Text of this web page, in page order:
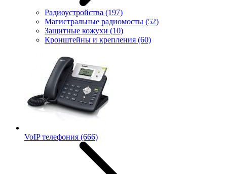
Радиоустройства (197)
Магистральные радиомосты (52)
Защитные кожухи (10)
Кронштейны и крепления (60)
VoIP телефония (666)